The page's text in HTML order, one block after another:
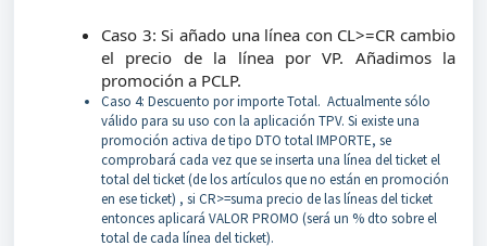
Caso 3: Si añado una línea con CL>=CR cambio
el precio de la línea por VP. Añadimos la
promoción a PCLP.
Caso 4: Descuento por importe Total. Actualmente sólo
válido para su uso con la aplicación TPV. Si existe una
promoción activa de tipo DTO total IMPORTE, se
comprobará cada vez que se inserta una línea del ticket el
total del ticket (de los artículos que no están en promoción
en ese ticket) , si CR>=suma precio de las líneas del ticket
entonces aplicará VALOR PROMO (será un % dto sobre el
total de cada línea del ticket).